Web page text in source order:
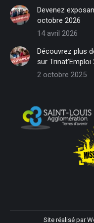
in
new
window
new
window
in
new
window
in
new
window
in
new
Devenez
octobre 2026
14 avril 2026
Découvrez plus
sur Trinat’Emploi
2 octobre 2025
Site réalisé par